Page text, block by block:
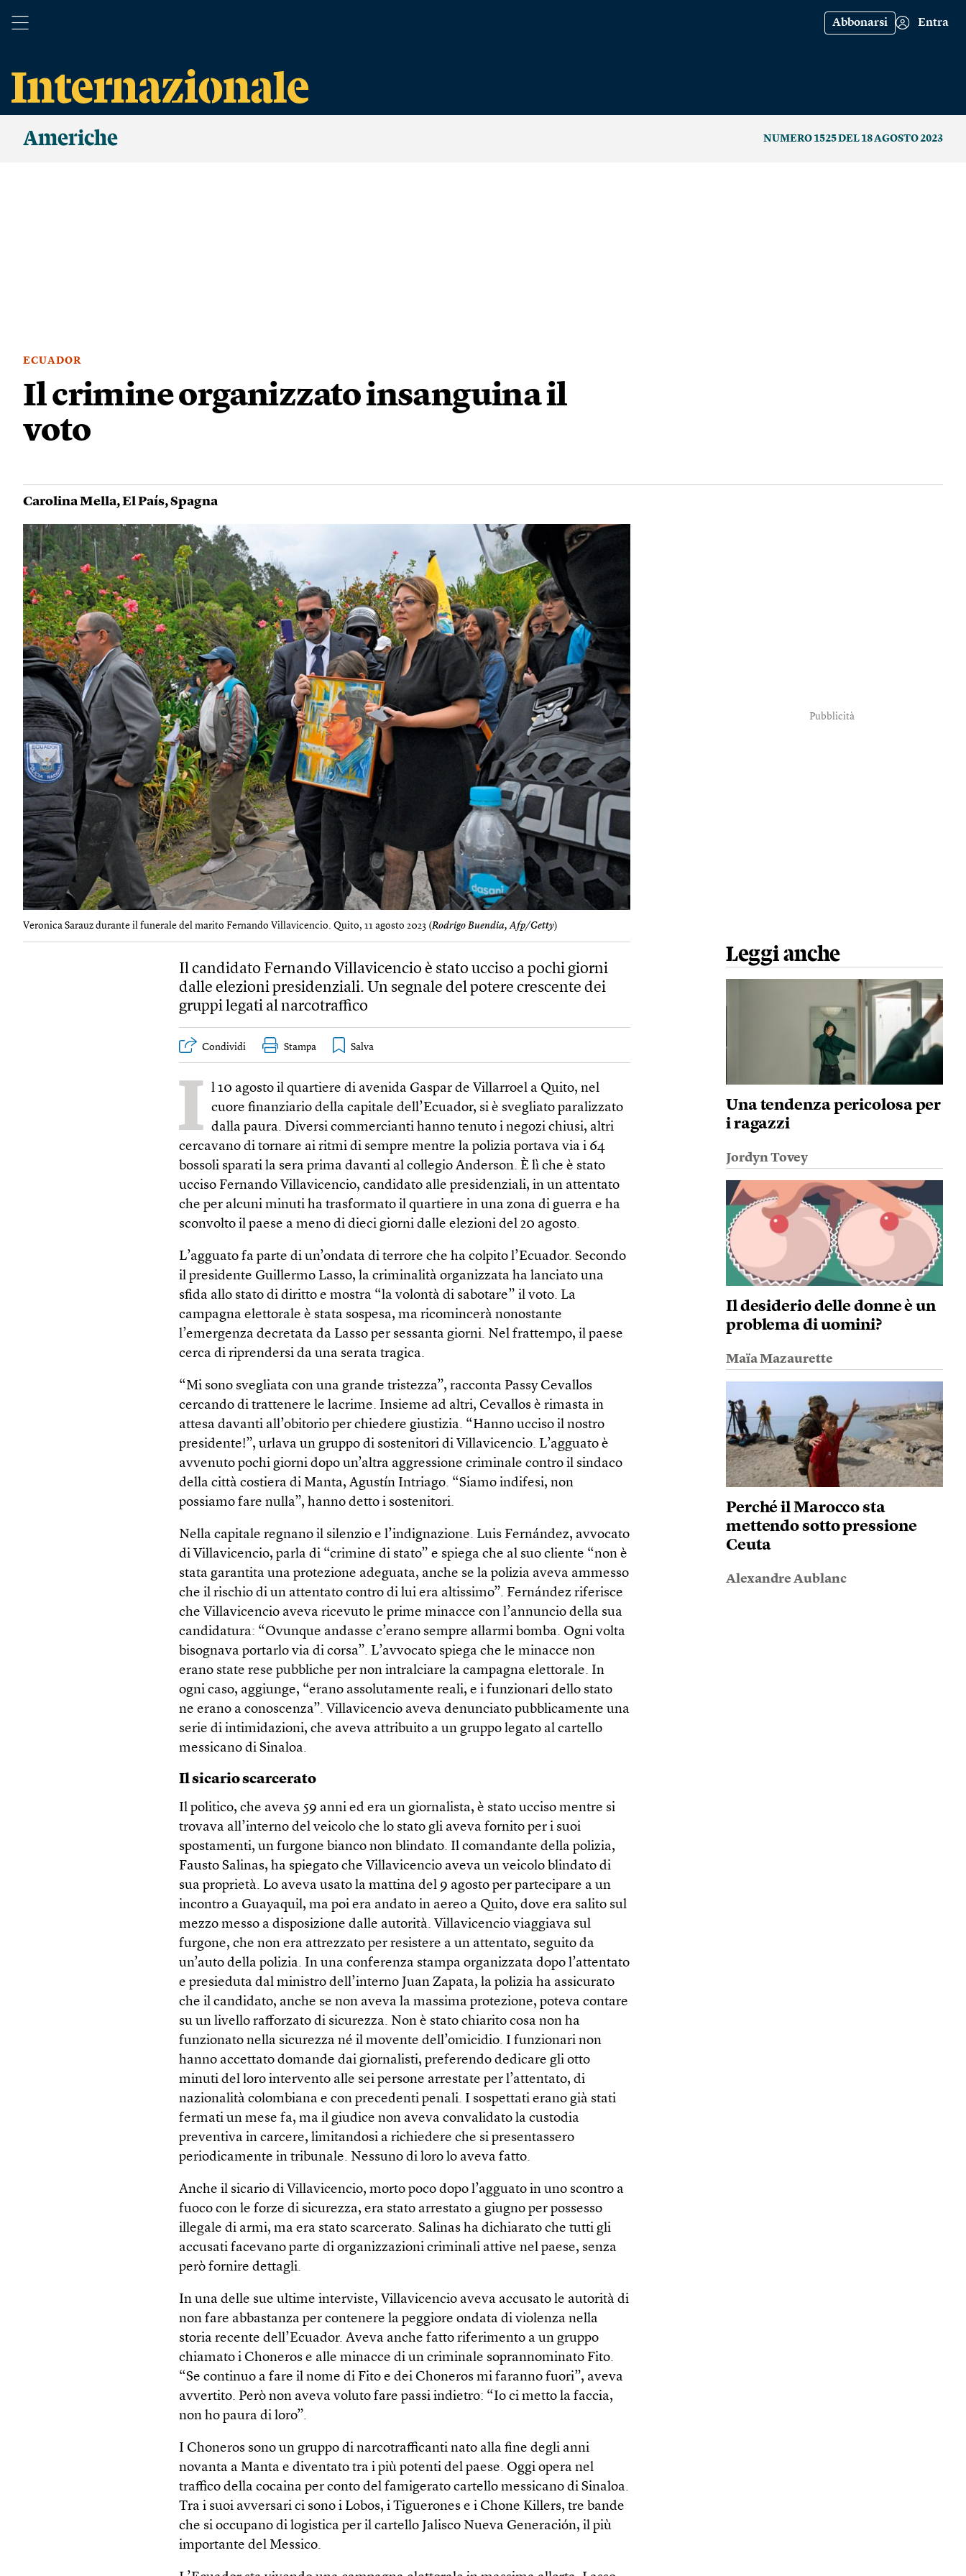
Abbonarsi Entra
Americhe NUMERO 1525 DEL 18 AGOSTO 2023
ECUADOR
Il crimine organizzato insanguina il
voto
Carolina Mella,El País,Spagna
Veronica Sarauz durante il funerale del marito Fernando Villavicencio. Quito, 11 agosto 2023 (Rodrigo Buendia, Afp/Getty)
Pubblicità
Il candidato Fernando Villavicencio è stato ucciso a pochi giorni
dalle elezioni presidenziali. Un segnale del potere crescente dei
gruppi legati al narcotraffico
Condividi Stampa
I l 10 agosto il quartiere di avenida Gaspar de Villarroel a Quito, nel
cuore finanziario della capitale dell’Ecuador, si è svegliato paralizzato
dalla paura. Diversi commercianti hanno tenuto i negozi chiusi, altri
cercavano di tornare ai ritmi di sempre mentre la polizia portava via i 64
bossoli sparati la sera prima davanti al collegio Anderson. È lì che è stato
ucciso Fernando Villavicencio, candidato alle presidenziali, in un attentato
che per alcuni minuti ha trasformato il quartiere in una zona di guerra e ha
sconvolto il paese a meno di dieci giorni dalle elezioni del 20 agosto.
L’agguato fa parte di un’ondata di terrore che ha colpito l’Ecuador. Secondo
il presidente Guillermo Lasso, la criminalità organizzata ha lanciato una
sfida allo stato di diritto e mostra “la volontà di sabotare” il voto. La
campagna elettorale è stata sospesa, ma ricomincerà nonostante
l’emergenza decretata da Lasso per sessanta giorni. Nel frattempo, il paese
cerca di riprendersi da una serata tragica.
“Mi sono svegliata con una grande tristezza”, racconta Passy Cevallos
cercando di trattenere le lacrime. Insieme ad altri, Cevallos è rimasta in
attesa davanti all’obitorio per chiedere giustizia. “Hanno ucciso il nostro
presidente!”, urlava un gruppo di sostenitori di Villavicencio. L’agguato è
avvenuto pochi giorni dopo un’altra aggressione criminale contro il sindaco
della città costiera di Manta, Agustín Intriago. “Siamo indifesi, non
possiamo fare nulla”, hanno detto i sostenitori.
Nella capitale regnano il silenzio e l’indignazione. Luis Fernández, avvocato
di Villavicencio, parla di “crimine di stato” e spiega che al suo cliente “non è
stata garantita una protezione adeguata, anche se la polizia aveva ammesso
che il rischio di un attentato contro di lui era altissimo”. Fernández riferisce
che Villavicencio aveva ricevuto le prime minacce con l’annuncio della sua
candidatura: “Ovunque andasse c’erano sempre allarmi bomba. Ogni volta
bisognava portarlo via di corsa”. L’avvocato spiega che le minacce non
erano state rese pubbliche per non intralciare la campagna elettorale. In
ogni caso, aggiunge, “erano assolutamente reali, e i funzionari dello stato
ne erano a conoscenza”. Villavicencio aveva denunciato pubblicamente una
serie di intimidazioni, che aveva attribuito a un gruppo legato al cartello
messicano di Sinaloa.
Il sicario scarcerato
Il politico, che aveva 59 anni ed era un giornalista, è stato ucciso mentre si
trovava all’interno del veicolo che lo stato gli aveva fornito per i suoi
spostamenti, un furgone bianco non blindato. Il comandante della polizia,
Fausto Salinas, ha spiegato che Villavicencio aveva un veicolo blindato di
sua proprietà. Lo aveva usato la mattina del 9 agosto per partecipare a un
incontro a Guayaquil, ma poi era andato in aereo a Quito, dove era salito sul
mezzo messo a disposizione dalle autorità. Villavicencio viaggiava sul
furgone, che non era attrezzato per resistere a un attentato, seguito da
un’auto della polizia. In una conferenza stampa organizzata dopo l’attentato
e presieduta dal ministro dell’interno Juan Zapata, la polizia ha assicurato
che il candidato, anche se non aveva la massima protezione, poteva contare
su un livello rafforzato di sicurezza. Non è stato chiarito cosa non ha
funzionato nella sicurezza né il movente dell’omicidio. I funzionari non
hanno accettato domande dai giornalisti, preferendo dedicare gli otto
minuti del loro intervento alle sei persone arrestate per l’attentato, di
nazionalità colombiana e con precedenti penali. I sospettati erano già stati
fermati un mese fa, ma il giudice non aveva convalidato la custodia
preventiva in carcere, limitandosi a richiedere che si presentassero
periodicamente in tribunale. Nessuno di loro lo aveva fatto.
Anche il sicario di Villavicencio, morto poco dopo l’agguato in uno scontro a
fuoco con le forze di sicurezza, era stato arrestato a giugno per possesso
illegale di armi, ma era stato scarcerato. Salinas ha dichiarato che tutti gli
accusati facevano parte di organizzazioni criminali attive nel paese, senza
però fornire dettagli.
In una delle sue ultime interviste, Villavicencio aveva accusato le autorità di
non fare abbastanza per contenere la peggiore ondata di violenza nella
storia recente dell’Ecuador. Aveva anche fatto riferimento a un gruppo
chiamato i Choneros e alle minacce di un criminale soprannominato Fito.
“Se continuo a fare il nome di Fito e dei Choneros mi faranno fuori”, aveva
avvertito. Però non aveva voluto fare passi indietro: “Io ci metto la faccia,
non ho paura di loro”.
I Choneros sono un gruppo di narcotrafficanti nato alla fine degli anni
novanta a Manta e diventato tra i più potenti del paese. Oggi opera nel
traffico della cocaina per conto del famigerato cartello messicano di Sinaloa.
Tra i suoi avversari ci sono i Lobos, i Tiguerones e i Chone Killers, tre bande
che si occupano di logistica per il cartello Jalisco Nueva Generación, il più
importante del Messico.
Leggi anche
Una tendenza pericolosa per
i ragazzi
Jordyn Tovey
Il desiderio delle donne è un
problema di uomini?
Maïa Mazaurette
Perché il Marocco sta
mettendo sotto pressione
Ceuta
Alexandre Aublanc